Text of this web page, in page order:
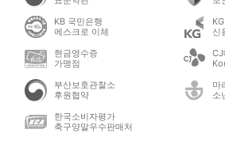
KB 국민은행
에스크로 이체
신
현금영수증
가맹점
CJ
부산보호관찰소
후원협약
마
소
한국소비자평가
축구양말우수판매처